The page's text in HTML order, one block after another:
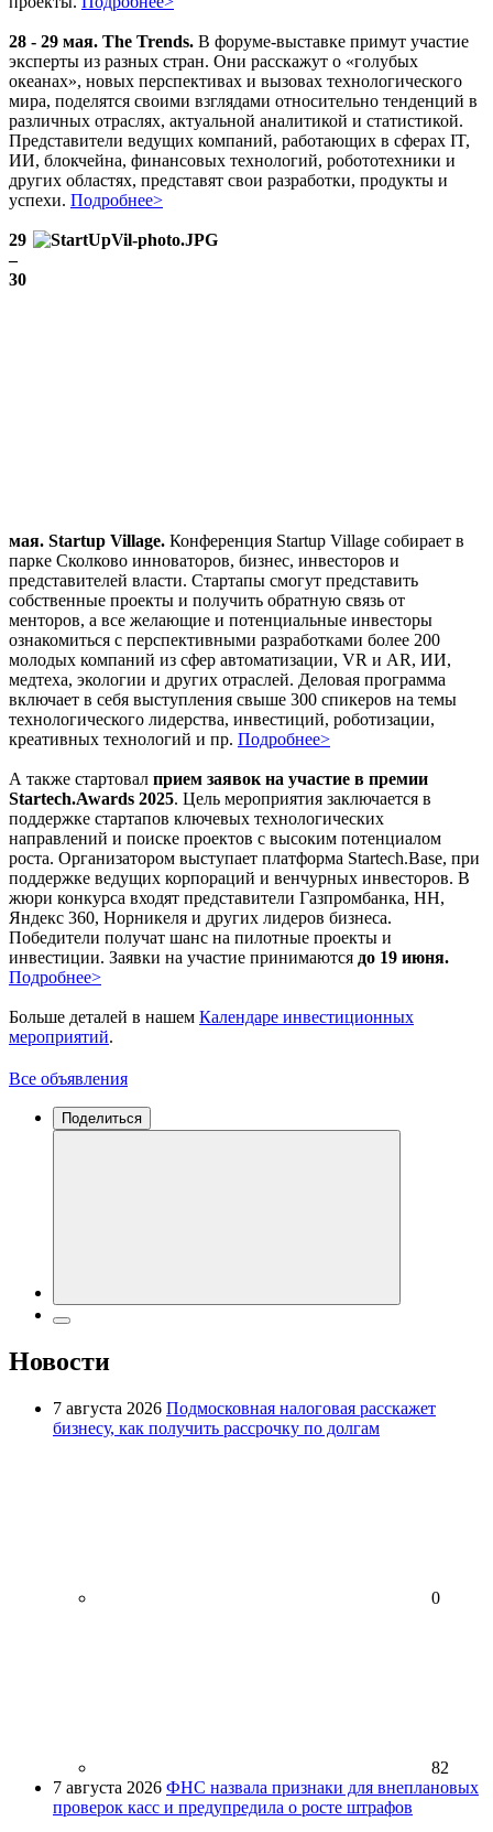
28 - 29 мая. The Trends. В форуме-выставке примут участие
эксперты из разных стран. Они расскажут о «голубых
океанах», новых перспективах и вызовах технологического
мира, поделятся своими взглядами относительно тенденций в
различных отраслях, актуальной аналитикой и статистикой.
Представители ведущих компаний, работающих в сферах IT,
ИИ, блокчейна, финансовых технологий, робототехники и
других областях, представят свои разработки, продукты и
успехи. Подробнее>
29
–
30
мая. Startup Village. Конференция Startup Village собирает в
парке Сколково инноваторов, бизнес, инвесторов и
представителей власти. Стартапы смогут представить
собственные проекты и получить обратную связь от
менторов, а все желающие и потенциальные инвесторы
ознакомиться с перспективными разработками более 200
молодых компаний из сфер автоматизации, VR и AR, ИИ,
медтеха, экологии и других отраслей. Деловая программа
включает в себя выступления свыше 300 спикеров на темы
технологического лидерства, инвестиций, роботизации,
креативных технологий и пр. Подробнее>
А также стартовал прием заявок на участие в премии
Startech.Awards 2025. Цель мероприятия заключается в
поддержке стартапов ключевых технологических
направлений и поиске проектов с высоким потенциалом
роста. Организатором выступает платформа Startech.Base, при
поддержке ведущих корпораций и венчурных инвесторов. В
жюри конкурса входят представители Газпромбанка, HH,
Яндекс 360, Норникеля и других лидеров бизнеса.
Победители получат шанс на пилотные проекты и
инвестиции. Заявки на участие принимаются до 19 июня.
Подробнее>
Больше деталей в нашем Календаре инвестиционных
мероприятий.
Все объявления
Поделиться
Новости
7 августа 2026 Подмосковная налоговая расскажет
бизнесу, как получить рассрочку по долгам
0
82
7 августа 2026 ФНС назвала признаки для внеплановых
проверок касс и предупредила о росте штрафов